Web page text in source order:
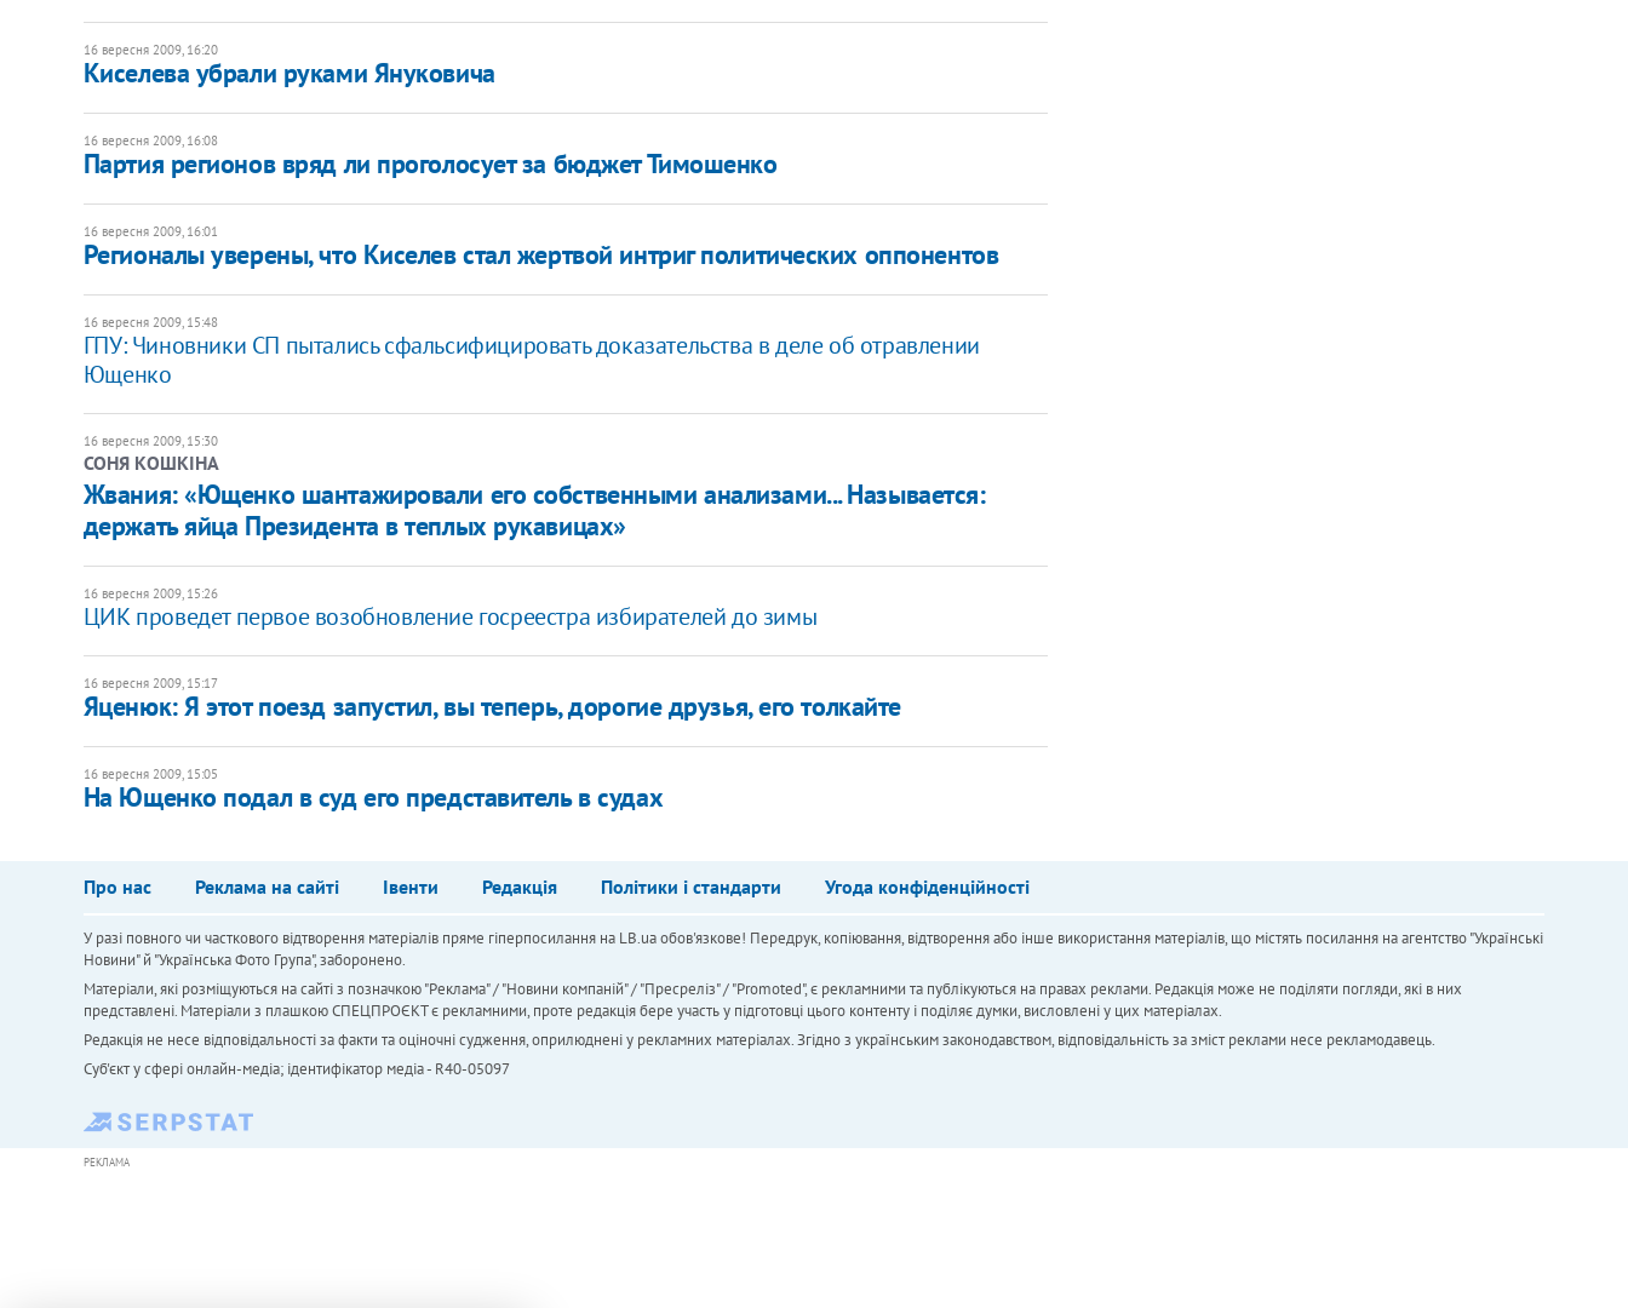
16 вересня 2009, 16:20
Киселева убрали руками Януковича
16 вересня 2009, 16:08
Партия регионов вряд ли проголосует за бюджет Тимошенко
16 вересня 2009, 16:01
Регионалы уверены, что Киселев стал жертвой интриг политических оппонентов
16 вересня 2009, 15:48
ГПУ: Чиновники СП пытались сфальсифицировать доказательства в деле об отравлении
Ющенко
16 вересня 2009, 15:30
СОНЯ КОШКІНА
Жвания: «Ющенко шантажировали его собственными анализами... Называется:
держать яйца Президента в теплых рукавицах»
16 вересня 2009, 15:26
ЦИК проведет первое возобновление госреестра избирателей до зимы
16 вересня 2009, 15:17
Яценюк: Я этот поезд запустил, вы теперь, дорогие друзья, его толкайте
16 вересня 2009, 15:05
На Ющенко подал в суд его представитель в судах
Про нас Реклама на сайті Івенти Редакція Політики і стандарти Угода конфіденційності
У разі повного чи часткового відтворення матеріалів пряме гіперпосилання на LB.ua обов'язкове! Передрук, копіювання, відтворення або інше використання матеріалів, що містять посилання на агентство "Українськi
Новини" й "Українська Фото Група", заборонено.
Матеріали, які розміщуються на сайті з позначкою "Реклама" / "Новини компаній" / "Пресреліз" / "Promoted", є рекламними та публікуються на правах реклами. Редакція може не поділяти погляди, які в них
представлені. Матеріали з плашкою СПЕЦПРОЄКТ є рекламними, проте редакція бере участь у підготовці цього контенту і поділяє думки, висловлені у цих матеріалах.
Редакція не несе відповідальності за факти та оціночні судження, оприлюднені у рекламних матеріалах. Згідно з українським законодавством, відповідальність за зміст реклами несе рекламодавець.
Cуб'єкт у сфері онлайн-медіа; ідентифікатор медіа - R40-05097
РЕКЛАМА